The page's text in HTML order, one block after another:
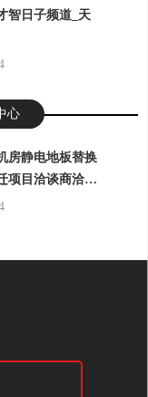
智日子频道_天
心
房静电地板替换
项目洽谈商洽公